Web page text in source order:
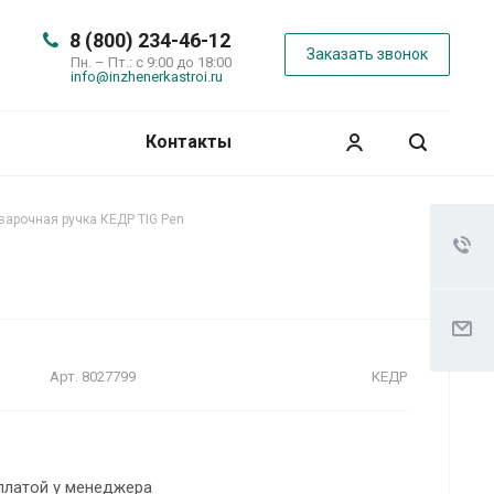
8 (800) 234-46-12
Пн. – Пт.: с 9:00 до 18:00
info@inzhenerkastroi.ru
Заказать звонок
Контакты
ручка КЕДР TIG Pen
Арт. 8027799 КЕДР
у менеджера